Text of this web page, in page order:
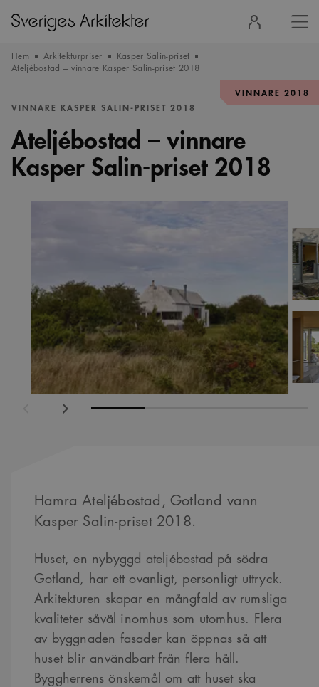
in
Hem Arkitekturpriser
Kasper Salin-priset
Ateljébostad – vinnare Kasper Salin-priset 2018
VINNARE 2018
VINNARE KASPER SALIN-PRISET 2018
Ateljébostad – vinnare
Kasper Salin-priset 2018
Nästa
Hamra Ateljébostad, Gotland vann
Kasper Salin-priset 2018.
Huset, en nybyggd ateljébostad på södra
Gotland, har ett ovanligt, personligt uttryck.
Arkitekturen skapar en mångfald av rumsliga
kvaliteter såväl inomhus som utomhus. Flera
av byggnaden fasader kan öppnas så att
huset blir användbart från flera håll.
Byggherrens önskemål om att huset ska